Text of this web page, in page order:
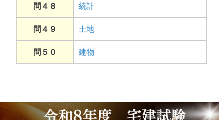
問４８ 統計
問４９ 土地
問５０ 建物